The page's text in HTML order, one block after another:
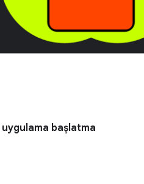
uygulama başlatma